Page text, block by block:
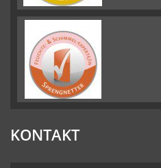
KONTAKT